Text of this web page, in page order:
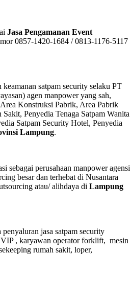
Jasa Pengamanan Event
0857-1420-1684 / 0813-1176-5117
satpam security selaku PT
agen manpower yang sah,
Konstruksi Pabrik, Area Pabrik
Sakit, Penyedia Tenaga Satpam Wanita
Satpam Security Hotel, Penyedia
Lampung.
sebagai perusahaan manpower agensi
besar dan terhebat di Nusantara
atau/ alihdaya di Lampung
jasa satpam security
, karyawan operator forklift, mesin
rumah sakit, loper,